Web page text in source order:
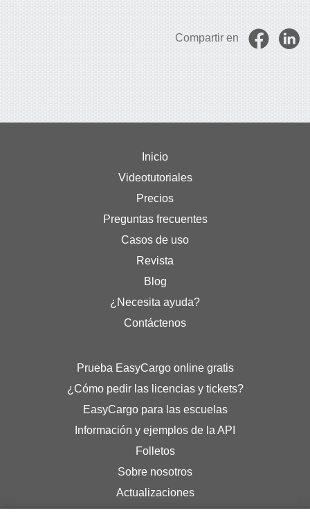
Compartir en
Inicio
Videotutoriales
Precios
Preguntas frecuentes
Casos de uso
Revista
Blog
¿Necesita ayuda?
Contáctenos
Prueba EasyCargo online gratis
¿Cómo pedir las licencias y tickets?
EasyCargo para las escuelas
Información y ejemplos de la API
Folletos
Sobre nosotros
Actualizaciones